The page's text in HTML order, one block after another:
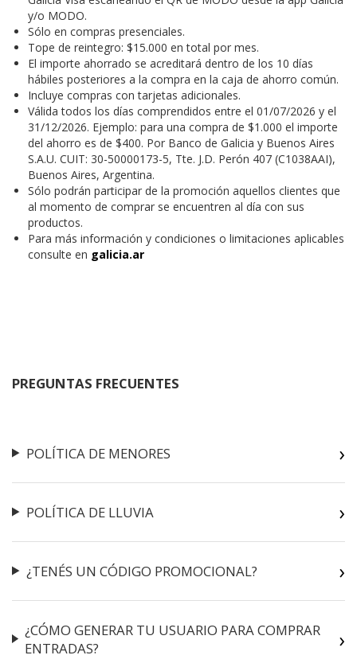
y/o MODO.
Sólo en compras presenciales.
Tope de reintegro: $15.000 en total por mes.
El importe ahorrado se acreditará dentro de los 10 días
hábiles posteriores a la compra en la caja de ahorro común.
Incluye compras con tarjetas adicionales.
Válida todos los días comprendidos entre el 01/07/2026 y el
31/12/2026. Ejemplo: para una compra de $1.000 el importe
del ahorro es de $400. Por Banco de Galicia y Buenos Aires
S.A.U. CUIT: 30-50000173-5, Tte. J.D. Perón 407 (C1038AAI),
Buenos Aires, Argentina.
Sólo podrán participar de la promoción aquellos clientes que
al momento de comprar se encuentren al día con sus
productos.
Para más información y condiciones o limitaciones aplicables
consulte en galicia.ar
PREGUNTAS FRECUENTES
POLÍTICA DE MENORES
POLÍTICA DE LLUVIA
¿TENÉS UN CÓDIGO PROMOCIONAL?
¿CÓMO GENERAR TU USUARIO PARA COMPRAR
ENTRADAS?